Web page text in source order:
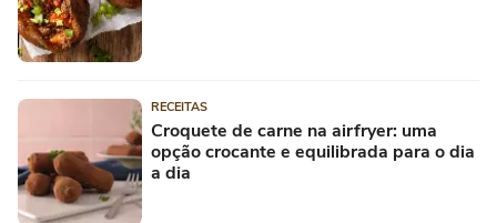
RECEITAS
Croquete de carne na airfryer: uma
opção crocante e equilibrada para o dia
a dia